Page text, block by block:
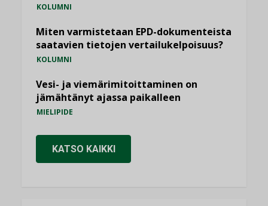
KOLUMNI
Miten varmistetaan EPD-dokumenteista
saatavien tietojen vertailukelpoisuus?
KOLUMNI
Vesi- ja viemärimitoittaminen on
jämähtänyt ajassa paikalleen
MIELIPIDE
KATSO KAIKKI